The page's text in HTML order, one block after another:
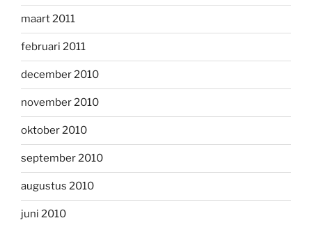
maart 2011
februari 2011
december 2010
november 2010
oktober 2010
september 2010
augustus 2010
juni 2010